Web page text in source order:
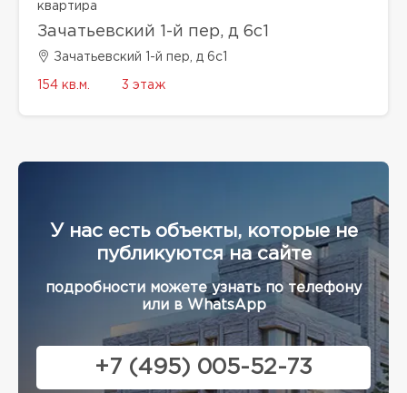
квартира
Зачатьевский 1-й пер, д 6с1
Зачатьевский 1-й пер, д 6с1
154 кв.м. 3 этаж
У нас есть объекты, которые не
публикуются на сайте
подробности можете узнать по телефону
или в WhatsApp
+7 (495) 005-52-73